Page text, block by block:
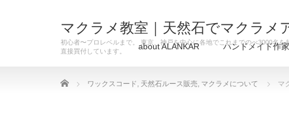
マクラメ教室｜天然石でマクラメ
初心者〜プロレベルまで。 東京、神戸を中心に各地でこれまでのべ3000名
直接買付しています。
about ALANKAR ハンドメイド作
Home ワックスコード, 天然石ルース販売, マクラメについて マ